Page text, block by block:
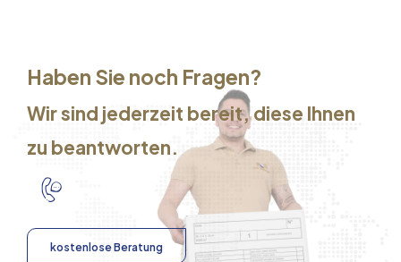
Haben Sie noch Fragen?
Wir sind jederzeit bereit, diese Ihnen
zu beantworten.
kostenlose Beratung